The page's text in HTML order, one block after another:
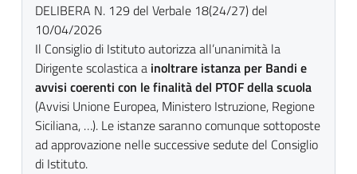
DELIBERA N. 129 del Verbale 18(24/27) del
10/04/2026
Il Consiglio di Istituto autorizza all’unanimità la
Dirigente scolastica a inoltrare istanza per Bandi e
avvisi coerenti con le finalità del PTOF della scuola
(Avvisi Unione Europea, Ministero Istruzione, Regione
Siciliana, …). Le istanze saranno comunque sottoposte
ad approvazione nelle successive sedute del Consiglio
di Istituto.